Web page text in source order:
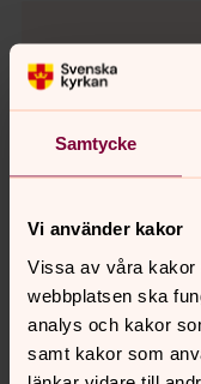
Samtycke
Vi använder kakor
Vissa av våra kakor
webbplatsen ska
analys och kakor
samt kakor som
Boka
I samband med
För andra
e-post: